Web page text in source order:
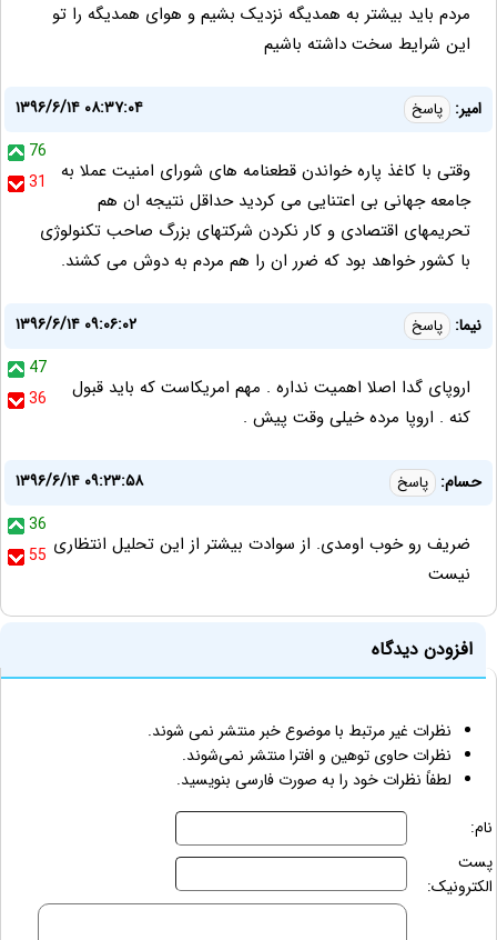
مردم باید بیشتر به همدیگه نزدیک بشیم و هوای همدیگه را تو
این شرایط سخت داشته باشیم
امیر: پاسخ
۱۳۹۶/۶/۱۴ ۰۸:۳۷:۰۴
76
31
وقتی با کاغذ پاره خواندن قطعنامه های شورای امنیت عملا به
جامعه جهانی بی اعتنایی می کردید حداقل نتیجه ان هم
تحریمهای اقتصادی و کار نکردن شرکتهای بزرگ صاحب تکنولوژی
با کشور خواهد بود که ضرر ان را هم مردم به دوش می کشند.
نیما: پاسخ
۱۳۹۶/۶/۱۴ ۰۹:۰۶:۰۲
47
36
اروپای گدا اصلا اهمیت نداره . مهم امریکاست که باید قبول
کنه . اروپا مرده خیلی وقت پیش .
حسام: پاسخ
۱۳۹۶/۶/۱۴ ۰۹:۲۳:۵۸
36
55 ضریف رو خوب اومدی. از سوادت بیشتر از این تحلیل انتظاری
نیست
افزودن دیدگاه
نظرات غیر مرتبط با موضوع خبر منتشر نمی شوند.
نظرات حاوی توهین و افترا منتشر نمی‌شوند.
لطفاً نظرات خود را به صورت فارسی بنویسید.
نام:
پست
الکترونیک: